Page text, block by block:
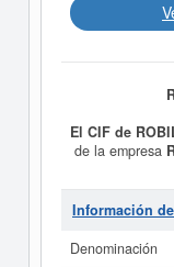
El CIF de
de la empresa
03/02/1993.
categoría
Internacional
Información
Denominación